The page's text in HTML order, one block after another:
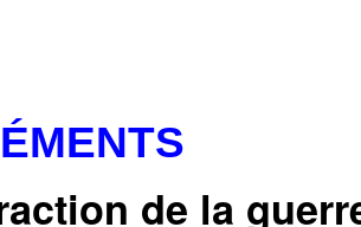
de la